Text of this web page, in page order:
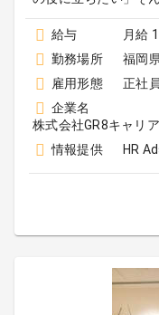
給与
月給
勤務場所
福岡
雇用形態
正社員
企業名
株式会社GR8キャリ
情報提供
HR